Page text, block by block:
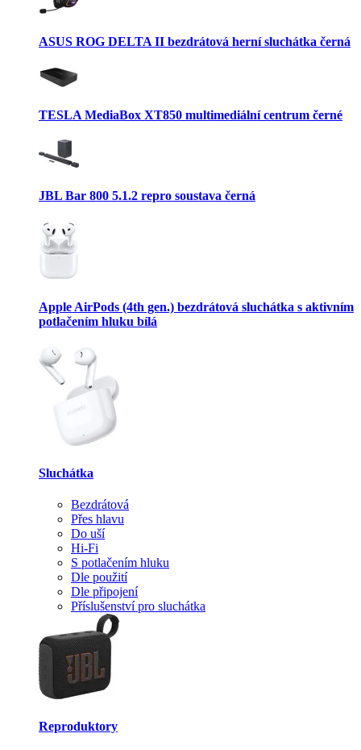
ASUS ROG DELTA II bezdrátová herní sluchátka černá
TESLA MediaBox XT850 multimediální centrum černé
JBL Bar 800 5.1.2 repro soustava černá
Apple AirPods (4th gen.) bezdrátová sluchátka s aktivním
potlačením hluku bílá
Sluchátka
Bezdrátová
Přes hlavu
Do uší
Hi-Fi
S potlačením hluku
Dle použití
Dle připojení
Příslušenství pro sluchátka
Reproduktory